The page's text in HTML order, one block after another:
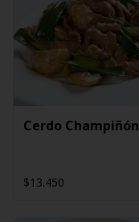
Cerdo Champiñón
$13.450